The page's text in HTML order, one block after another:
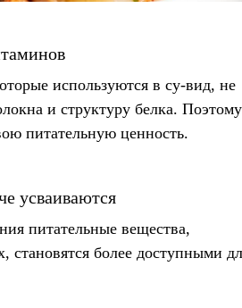
используются в су-вид, не
и структуру белка. Поэтому
питательную ценность.
усваиваются
питательные вещества,
становятся более доступными